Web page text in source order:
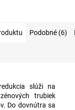
Podobné (6)
slúži na
trubiek
Do dovnútra sa